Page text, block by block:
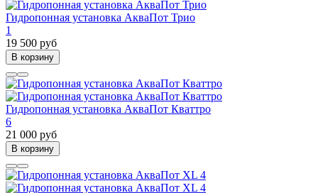
Гидропонная установка АкваПот Трио
1
19 500 руб
В корзину
Гидропонная установка АкваПот Кваттро
6
21 000 руб
В корзину